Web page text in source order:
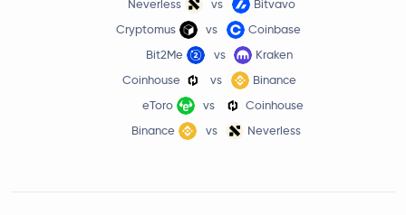
Neverless
vs
Bitvavo
Cryptomus
vs
Coinbase
Bit2Me
vs
Kraken
Coinhouse
vs
Binance
eToro
vs
Coinhouse
Binance
vs Neverless